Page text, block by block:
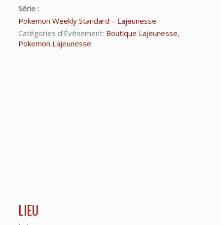
Série :
Pokemon Weekly Standard – Lajeunesse
Catégories d’Évènement: Boutique Lajeunesse,
Pokemon Lajeunesse
LIEU